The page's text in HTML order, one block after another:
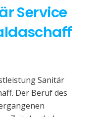
Service
Sanitär
Der Beruf des